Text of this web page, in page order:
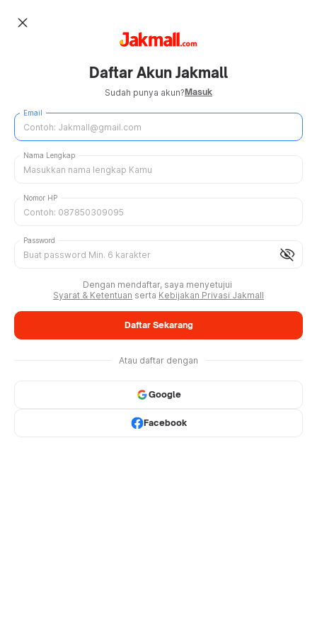
close
Daftar Akun Jakmall
Sudah punya akun?Masuk
Email
Nama Lengkap
Nomor HP
visibility_off
Password
Dengan mendaftar, saya menyetujui
Syarat & Ketentuan serta Kebijakan Privasi Jakmall
Daftar Sekarang
Atau daftar dengan
Google
Facebook